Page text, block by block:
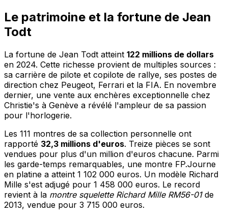
Le patrimoine et la fortune de Jean
Todt
La fortune de Jean Todt atteint 122 millions de dollars
en 2024. Cette richesse provient de multiples sources :
sa carrière de pilote et copilote de rallye, ses postes de
direction chez Peugeot, Ferrari et la FIA. En novembre
dernier, une vente aux enchères exceptionnelle chez
Christie's à Genève a révélé l'ampleur de sa passion
pour l'horlogerie.
Les 111 montres de sa collection personnelle ont
rapporté 32,3 millions d'euros. Treize pièces se sont
vendues pour plus d'un million d'euros chacune. Parmi
les garde-temps remarquables, une montre FP.Journe
en platine a atteint 1 102 000 euros. Un modèle Richard
Mille s'est adjugé pour 1 458 000 euros. Le record
revient à la montre squelette Richard Mille RM56-01de
2013, vendue pour 3 715 000 euros.